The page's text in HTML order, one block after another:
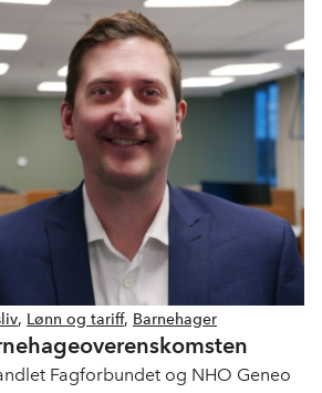
i Oslo.
, Lønn og tariff, Barnehager
Fagforbundet og NHO Geneo